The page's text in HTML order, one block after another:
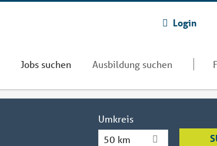
Login
Jobs suchen Ausbildung suchen
Umkreis
50 km